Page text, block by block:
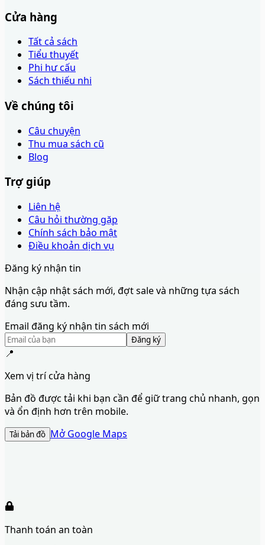
Cửa hàng
Tất cả sách
Tiểu thuyết
Phi hư cấu
Sách thiếu nhi
Về chúng tôi
Câu chuyện
Thu mua sách cũ
Blog
Trợ giúp
Liên hệ
Câu hỏi thường gặp
Chính sách bảo mật
Điều khoản dịch vụ
Đăng ký nhận tin
Nhận cập nhật sách mới, đợt sale và những tựa sách
đáng sưu tầm.
Email đăng ký nhận tin sách mới
Đăng ký
📍
Xem vị trí cửa hàng
Bản đồ được tải khi bạn cần để giữ trang chủ nhanh, gọn
và ổn định hơn trên mobile.
Tải bản đồ Mở Google Maps
Thanh toán an toàn